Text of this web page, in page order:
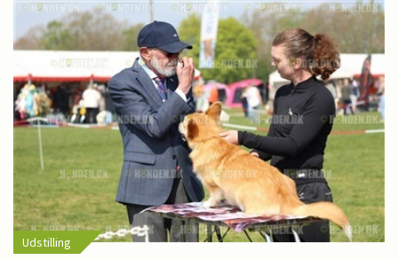
Udstilling